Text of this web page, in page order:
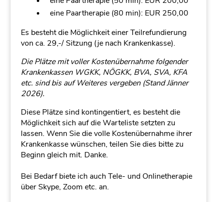
eine Paartherapie (80 min): EUR 250,00
Es besteht die Möglichkeit einer Teilrefundierung
von ca. 29,-/ Sitzung (je nach Krankenkasse).
Die Plätze mit voller Kostenübernahme folgender
Krankenkassen WGKK, NÖGKK, BVA, SVA, KFA
etc. sind bis auf Weiteres vergeben (Stand Jänner
2026).
Diese Plätze sind kontingentiert, es besteht die
Möglichkeit sich auf die Warteliste setzten zu
lassen. Wenn Sie die volle Kostenübernahme ihrer
Krankenkasse wünschen, teilen Sie dies bitte zu
Beginn gleich mit. Danke.
Bei Bedarf biete ich auch Tele- und Onlinetherapie
über Skype, Zoom etc. an.